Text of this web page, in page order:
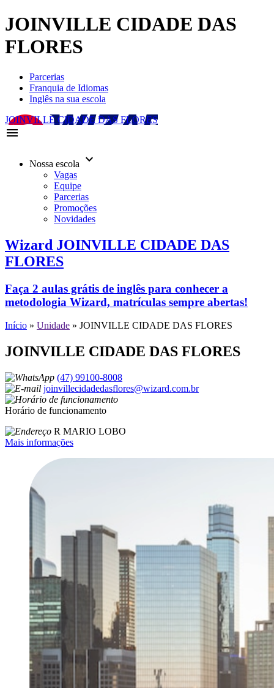
JOINVILLE CIDADE DAS
FLORES
Parcerias
Franquia de Idiomas
Inglês na sua escola
JOINVILLE CIDADE DAS FLORES
menu
Nossa escola keyboard_arrow_down
Vagas
Equipe
Parcerias
Promoções
Novidades
Wizard JOINVILLE CIDADE DAS
FLORES
Faça 2 aulas grátis de inglês para conhecer a
metodologia Wizard, matrículas sempre abertas!
Início » Unidade » JOINVILLE CIDADE DAS FLORES
JOINVILLE CIDADE DAS FLORES
(47) 99100-8008
joinvillecidadedasflores@wizard.com.br
Horário de funcionamento
R MARIO LOBO
Mais informações